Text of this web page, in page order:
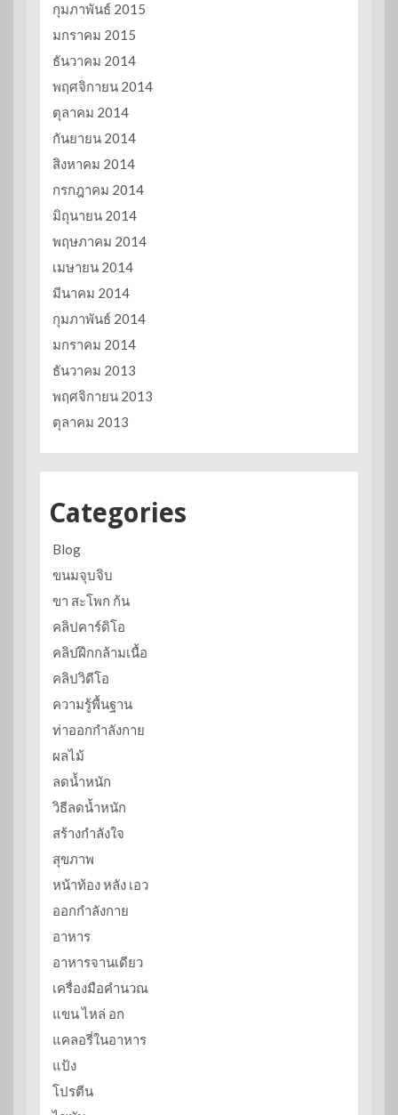
กุมภาพันธ์ 2015
มกราคม 2015
ธันวาคม 2014
พฤศจิกายน 2014
ตุลาคม 2014
กันยายน 2014
สิงหาคม 2014
กรกฎาคม 2014
มิถุนายน 2014
พฤษภาคม 2014
เมษายน 2014
มีนาคม 2014
กุมภาพันธ์ 2014
มกราคม 2014
ธันวาคม 2013
พฤศจิกายน 2013
ตุลาคม 2013
Categories
Blog
ขนมจุบจิบ
ขา สะโพก ก้น
คลิปคาร์ดิโอ
คลิปฝึกกล้ามเนื้อ
คลิปวิดีโอ
ความรู้พื้นฐาน
ท่าออกกำลังกาย
ผลไม้
ลดน้ำหนัก
วิธีลดน้ำหนัก
สร้างกำลังใจ
สุขภาพ
หน้าท้อง หลัง เอว
ออกกำลังกาย
อาหาร
อาหารจานเดียว
เครื่องมือคำนวณ
แขน ไหล่ อก
แคลอรี่ในอาหาร
แป้ง
โปรตีน